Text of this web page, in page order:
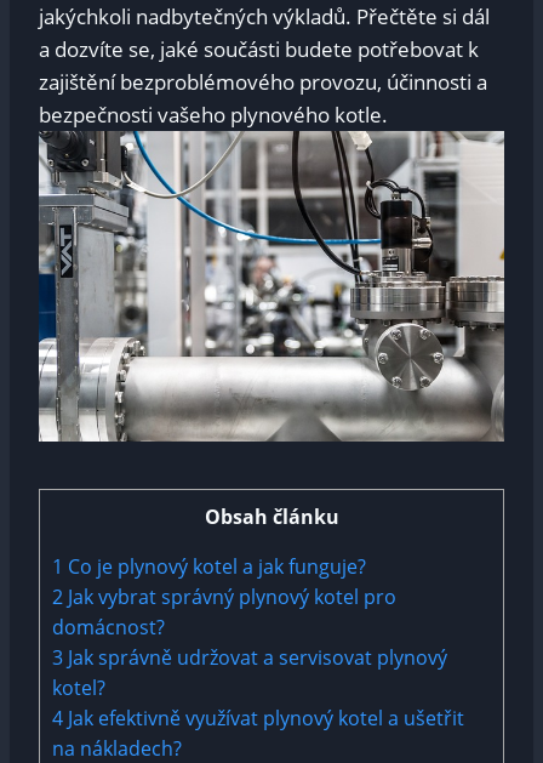
jakýchkoli nadbytečných výkladů. ⁣Přečtěte ⁤si dál
a dozvíte se, jaké součásti​ budete⁣ potřebovat k⁢
zajištění bezproblémového provozu,⁣ účinnosti a
‍bezpečnosti vašeho plynového kotle.
Obsah článku
1 Co je plynový kotel a jak funguje?
2 Jak vybrat správný plynový ⁢kotel pro
domácnost?
3 Jak správně‍ udržovat a servisovat plynový
kotel?
4 Jak efektivně využívat plynový kotel⁢ a ‍ušetřit⁤
na⁢ nákladech?